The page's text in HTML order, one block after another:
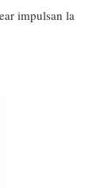
impulsan la